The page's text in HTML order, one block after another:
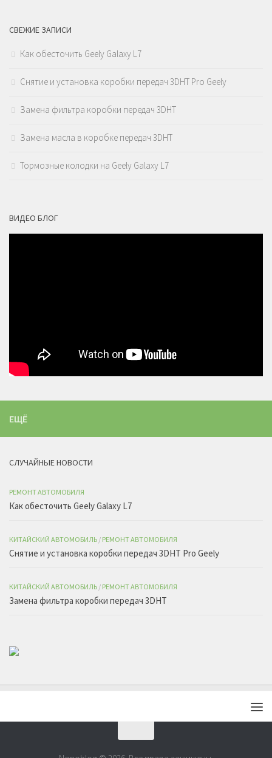
СВЕЖИЕ ЗАПИСИ
Как обесточить Geely Galaxy L7
Снятие и установка коробки передач 3DHT Pro Geely
Замена фильтра коробки передач 3DHT
Замена масла в коробке передач 3DHT
Тормозные колодки на Geely Galaxy L7
ВИДЕО БЛОГ
ЕЩЁ
СЛУЧАЙНЫЕ НОВОСТИ
РЕМОНТ АВТОМОБИЛЯ
Как обесточить Geely Galaxy L7
КИТАЙСКИЙ АВТОМОБИЛЬ / РЕМОНТ АВТОМОБИЛЯ
Снятие и установка коробки передач 3DHT Pro Geely
КИТАЙСКИЙ АВТОМОБИЛЬ / РЕМОНТ АВТОМОБИЛЯ
Замена фильтра коробки передач 3DHT